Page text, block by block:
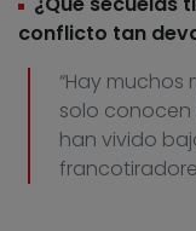
conflicto tan
“Hay muchos
solo conocen
han vivido